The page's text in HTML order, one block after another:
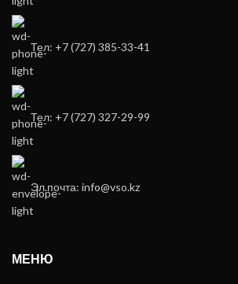
Тел: +7 (727) 385-33-41
Тел: +7 (727) 327-29-99
Эл.почта: info@vso.kz
МЕНЮ